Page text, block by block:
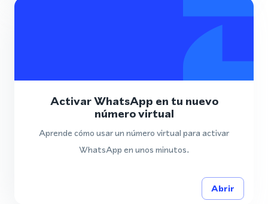
Activar WhatsApp en tu nuevo
número virtual
Aprende cómo usar un número virtual para activar
WhatsApp en unos minutos.
Abrir